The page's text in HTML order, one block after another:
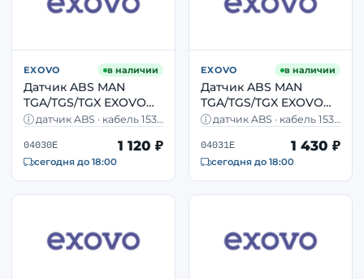
EXOVO в наличии
Датчик ABS MAN
TGA/TGS/TGX EXOVO
04030E колёсный OEM
датчик ABS · кабель 1535
TGX
04030E 1 120 ₽
сегодня до 18:00
EXOVO в наличии
Датчик ABS MAN
TGA/TGS/TGX EXOVO
04031E колёсный OEM
датчик ABS · кабель 1535
TGX
04031E 1 430 ₽
сегодня до 18:00